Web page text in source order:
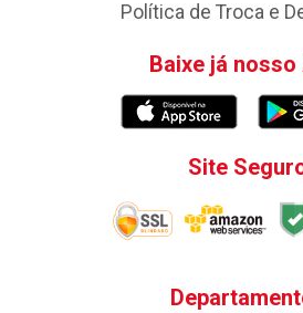
Política de Troca e
Baixe já nosso
Site